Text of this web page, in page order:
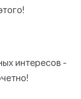
интересов -